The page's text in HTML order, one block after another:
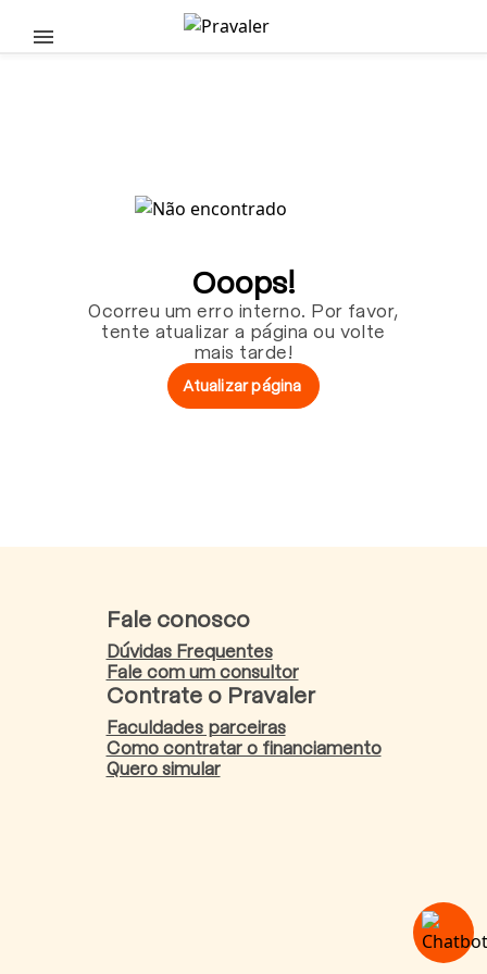
Pular para o conteúdo principal
Ooops!
Ocorreu um erro interno. Por favor,
tente atualizar a página ou volte
mais tarde!
Atualizar página
Fale conosco
Dúvidas Frequentes
Fale com um consultor
Contrate o Pravaler
Faculdades parceiras
Como contratar o financiamento
Quero simular